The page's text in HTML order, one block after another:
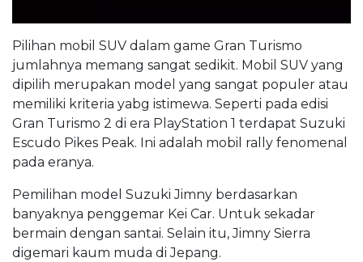
Pilihan mobil SUV dalam game Gran Turismo
jumlahnya memang sangat sedikit. Mobil SUV yang
dipilih merupakan model yang sangat populer atau
memiliki kriteria yabg istimewa. Seperti pada edisi
Gran Turismo 2 di era PlayStation 1 terdapat Suzuki
Escudo Pikes Peak. Ini adalah mobil rally fenomenal
pada eranya.
Pemilihan model Suzuki Jimny berdasarkan
banyaknya penggemar Kei Car. Untuk sekadar
bermain dengan santai. Selain itu, Jimny Sierra
digemari kaum muda di Jepang.